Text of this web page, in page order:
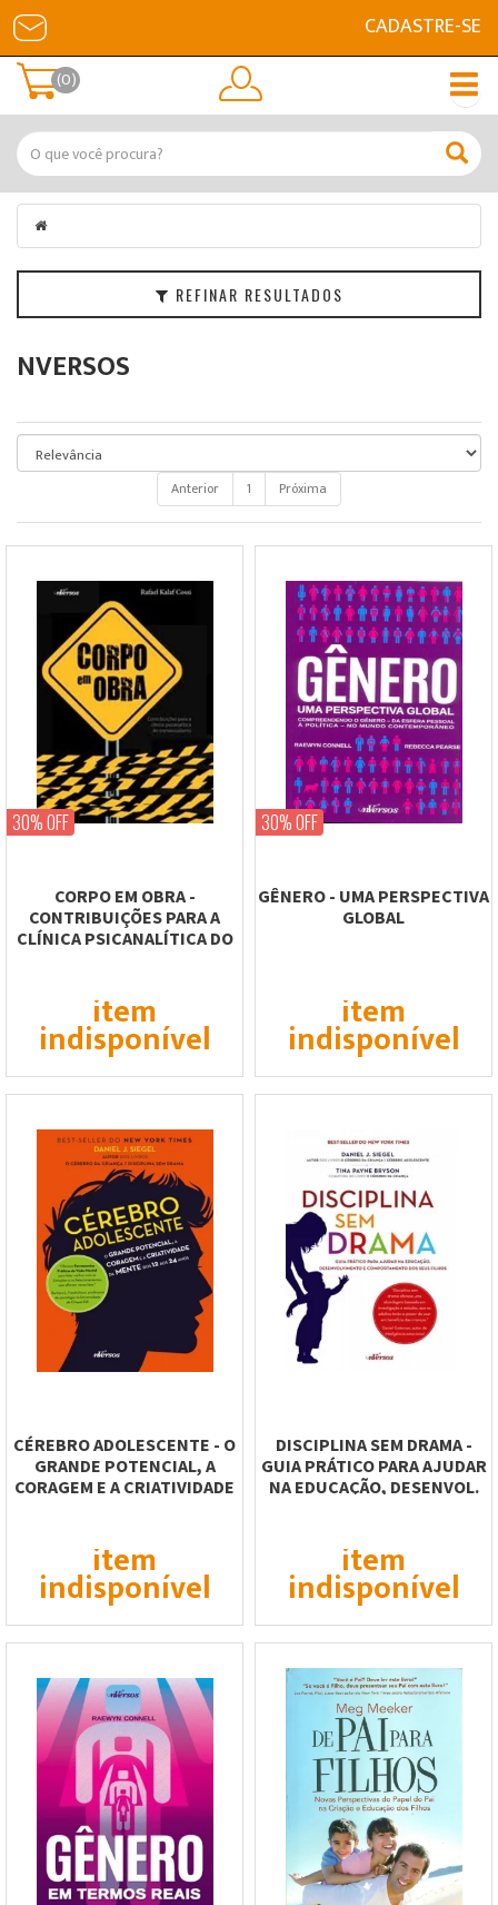
CADASTRE-SE
(0)
REFINAR RESULTADOS
Filtrar
Categorias
Marcas
Faixa
NVERSOS
Anterior 1 Próxima
30% OFF
CORPO EM OBRA -
CONTRIBUIÇÕES PARA A
CLÍNICA PSICANALÍTICA DO
item
indisponível
30% OFF
GÊNERO - UMA PERSPECTIVA
GLOBAL
item
indisponível
CÉREBRO ADOLESCENTE - O
GRANDE POTENCIAL, A
CORAGEM E A CRIATIVIDADE
item
indisponível
DISCIPLINA SEM DRAMA -
GUIA PRÁTICO PARA AJUDAR
NA EDUCAÇÃO, DESENVOL.
item
indisponível